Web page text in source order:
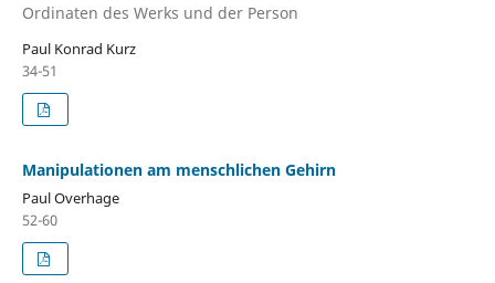
Ordinaten des Werks und der Person
Paul Konrad Kurz
34-51
Manipulationen am menschlichen Gehirn
Paul Overhage
52-60